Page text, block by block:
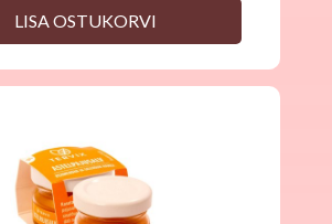
LISA OSTUKORVI